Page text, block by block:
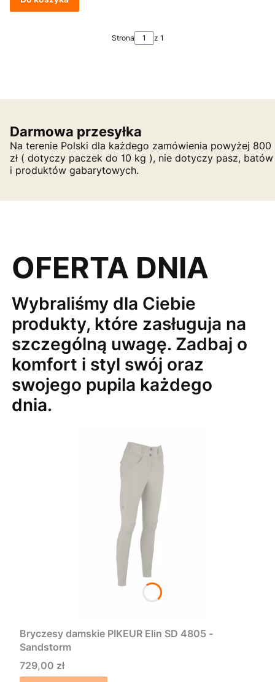
Strona z 1
Darmowa przesyłka
Na terenie Polski dla każdego zamówienia powyżej 800
zł ( dotyczy paczek do 10 kg ), nie dotyczy pasz, batów
i produktów gabarytowych.
OFERTA DNIA
Wybraliśmy dla Ciebie
produkty, które zasługuja na
szczególną uwagę. Zadbaj o
komfort i styl swój oraz
swojego pupila każdego
dnia.
Bryczesy damskie PIKEUR Elin SD 4805 -
Sandstorm
Cena
729,00 zł